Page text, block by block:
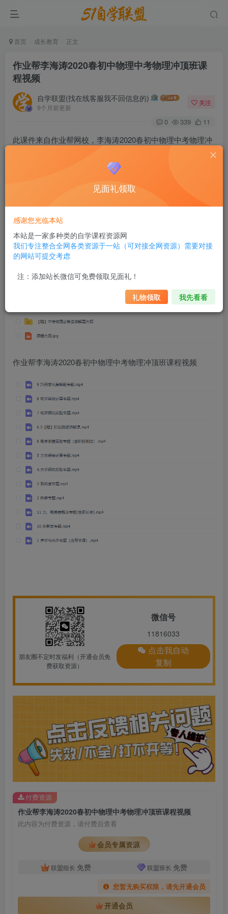
首页 成长教育 正文
作业帮李海涛2020春初中物理中考物理冲顶班课
程视频
自学联盟(找在线客服我不回信息的)
9个月前更新
关注
0 339 11
此课件来自作业帮网校，李海涛2020春初中物理中考物理冲
顶班课程视频。此课件主要知识点包括：声学与光学专题、
热学专题、测密度专题、力学探究实验专题、力学综合计算
专题、电学测量实验专题（含阶段测试）、电学探究实验专
作业帮李海涛2020春初中物理中考物理冲顶班课程视频
作业帮李海涛2020春初中物理中考物理冲顶班课程视频
朋友圈不定时发福利（开通会员免
费获取资源）
微信号
11816033
点击我自动
复制
作业帮李海涛2020春初中物理中考物理冲顶班课程视频
此内容为付费资源，请付费后查看
会员专属资源
联盟组长 免费 联盟班长 免费
您暂无购买权限，请先开通会员
开通会员
付费资源
见面礼领取
感谢您光临本站
本站是一家多种类的自学课程资源网
我们专注整合全网各类资源于一站（可对接全网资源）需要对接
的网站可提交考虑
注：添加站长微信可免费领取见面礼！
礼物领取 我先看看